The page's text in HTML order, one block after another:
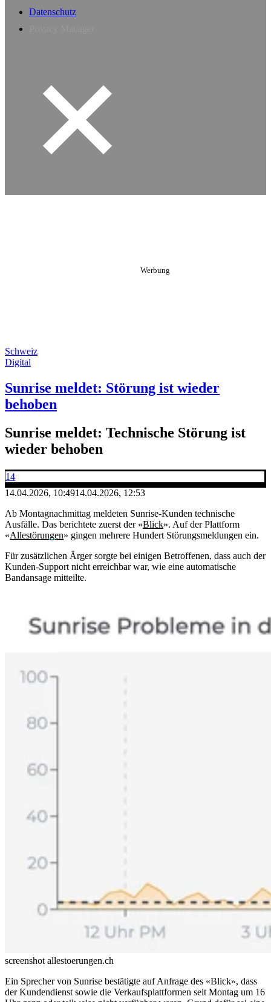
Datenschutz
Schweiz
Digital
Sunrise meldet: Störung ist wieder
behoben
Sunrise meldet: Technische Störung ist
wieder behoben
14
14.04.2026, 10:4914.04.2026, 12:53
Ab Montagnachmittag meldeten Sunrise-Kunden technische
Ausfälle. Das berichtete zuerst der «Blick». Auf der Plattform
«Allestörungen» gingen mehrere Hundert Störungsmeldungen ein.
Für zusätzlichen Ärger sorgte bei einigen Betroffenen, dass auch der
Kunden-Support nicht erreichbar war, wie eine automatische
Bandansage mitteilte.
screenshot allestoerungen.ch
Ein Sprecher von Sunrise bestätigte auf Anfrage des «Blick», dass
der Kundendienst sowie die Verkaufsplattformen seit Montag um 16